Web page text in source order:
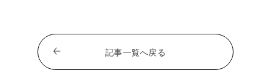
記事一覧へ戻る